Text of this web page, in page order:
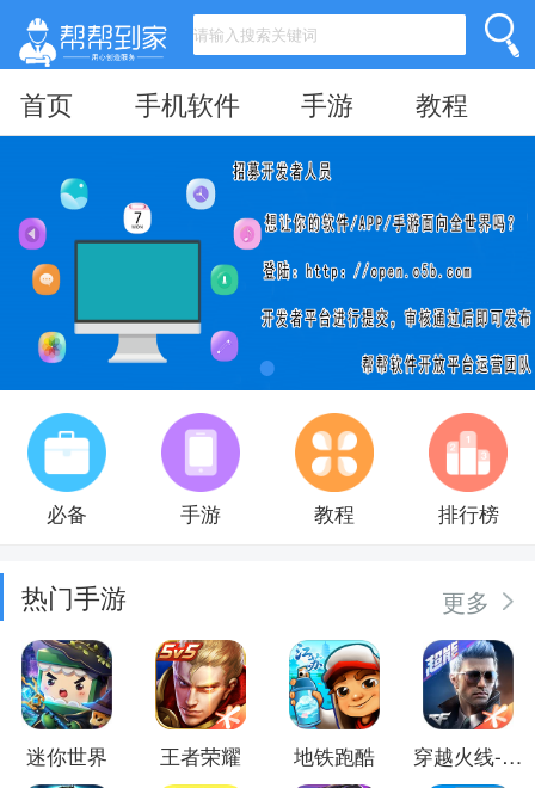
首页 手机软件 手游 教程
必备 手游 教程 排行榜
热门手游 更多
迷你世界 王者荣耀 地铁跑酷 穿越火线-枪战王者